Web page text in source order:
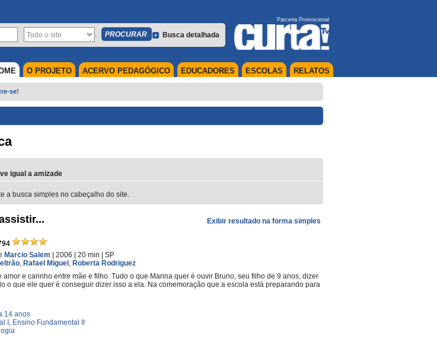
Busca detalhada
Parceria Promocional
RELATOS
ESCOLAS
EDUCADORES
ACERVO PEDAGÓGICO
O PROJETO
se!
igual a amizade
a busca simples no cabeçalho do site.
Exibir resultado na forma simples
Marcio Salem | 2006 | 20 min
SP
, Rafael Miguel , Roberta Rodriguez
amor e carinho entre mãe e filho. Tudo o que Marina quer é ouvir Bruno, seu filho de 9 anos, dizer
o que ele quer é conseguir dizer isso a ela. Na comemoração que a escola está preparando para
14 anos
I , Ensino Fundamental II